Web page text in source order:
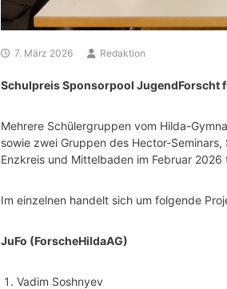
7. März 2026 Redaktion
Schulpreis Sponsorpool JugendForscht
Mehrere Schülergruppen vom Hilda-
sowie zwei Gruppen des Hector-
Enzkreis und Mittelbaden im Februar 2026
Im einzelnen handelt sich um folgende
JuFo (ForscheHildaAG)
Vadim Soshnyev